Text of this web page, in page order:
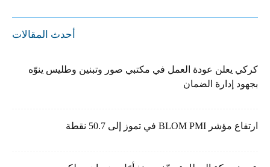
أحدث المقالات
كركي يعلن عودة العمل في مكتبي صور وتبنين وطليس ينوّه
بجهود إدارة الضمان
ارتفاع مؤشر BLOM PMI في تموز إلى 50.7 نقطة